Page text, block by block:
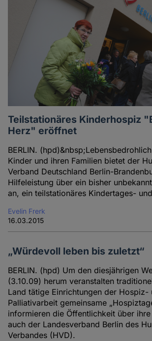
Teilstationäres Kinderhospiz
Herz" eröffnet
BERLIN.
Kinder und ihren Familien bietet der
Verband Deutschland Berlin-
Hilfeleistung über ein bisher
an, ein teilstationäres Kindertages-
Evelin Frerk
16.03.2015
„Würdevoll leben bis zuletzt“
BERLIN. (hpd) Um den diesjährigen
(3.10.09) herum veranstalten
Land tätige Einrichtungen der Hospiz-
Palliativarbeit gemeinsame
informieren die Öffentlichkeit über
auch der Landesverband Berlin des
Verbandes (HVD).